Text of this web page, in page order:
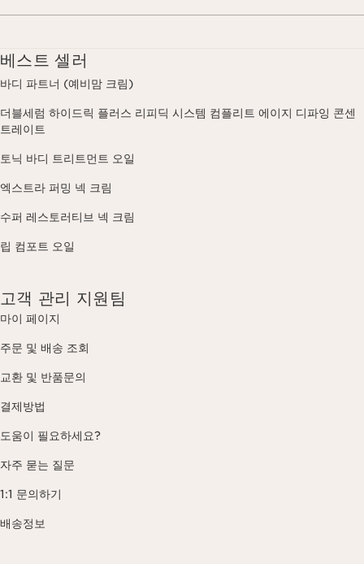
베스트 셀러
바디 파트너 (예비맘 크림)
더블세럼 하이드릭 플러스 리피딕 시스템 컴플리트 에이지 디파잉 콘센
트레이트
토닉 바디 트리트먼트 오일
엑스트라 퍼밍 넥 크림
수퍼 레스토러티브 넥 크림
립 컴포트 오일
고객 관리 지원팀
마이 페이지
주문 및 배송 조회
교환 및 반품문의
결제방법
도움이 필요하세요?
자주 묻는 질문
1:1 문의하기
배송정보